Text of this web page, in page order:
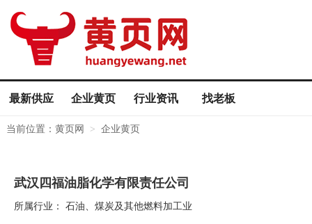
最新供应 企业黄页 行业资讯 找老板
当前位置： 黄页网 > 企业黄页
武汉四福油脂化学有限责任公司
所属行业： 石油、煤炭及其他燃料加工业